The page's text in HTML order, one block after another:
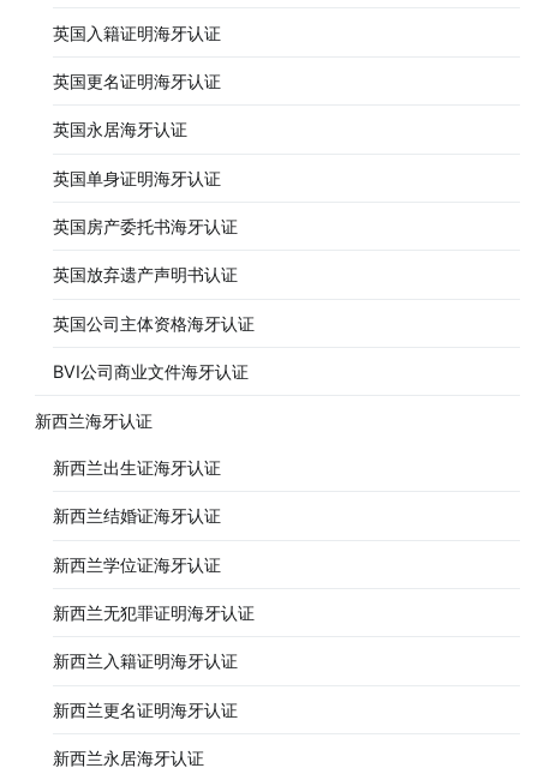
英国入籍证明海牙认证
英国更名证明海牙认证
英国永居海牙认证
英国单身证明海牙认证
英国房产委托书海牙认证
英国放弃遗产声明书认证
英国公司主体资格海牙认证
BVI公司商业文件海牙认证
新西兰海牙认证
新西兰出生证海牙认证
新西兰结婚证海牙认证
新西兰学位证海牙认证
新西兰无犯罪证明海牙认证
新西兰入籍证明海牙认证
新西兰更名证明海牙认证
新西兰永居海牙认证